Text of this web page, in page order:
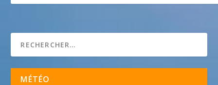
MÉTÉO